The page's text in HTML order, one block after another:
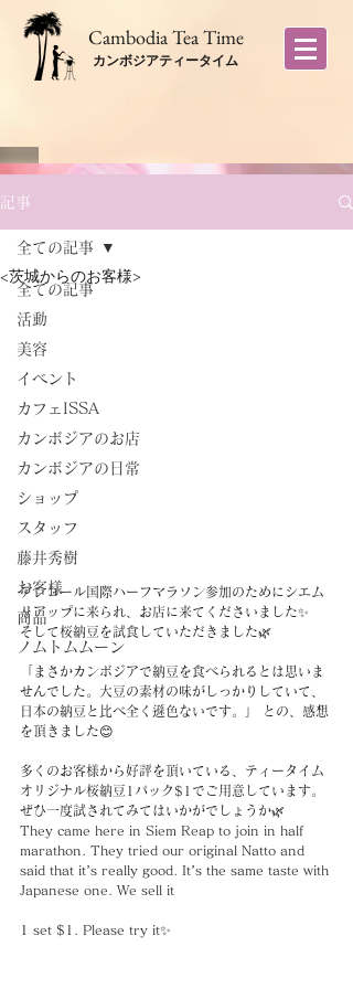
​Cambodia Tea Time
カンボジアティータイム
記事
全ての記事
活動
美容
イベント
カフェISSA
カンボジアのお店
カンボジアの日常
ショップ
スタッフ
藤井秀樹
お客様
商品
ノムトムムーン
全ての記事
<茨城からのお客様>
アンコール国際ハーフマラソン参加のためにシエム
リアップに来られ、お店に来てくださいました✨
そして桜納豆を試食していただきました🌿
「まさかカンボジアで納豆を食べられるとは思いま
せんでした。大豆の素材の味がしっかりしていて、
日本の納豆と比べ全く遜色ないです。」 との、感想
を頂きました😊
多くのお客様から好評を頂いている、ティータイム
オリジナル桜納豆1パック$1でご用意しています。
ぜひ一度試されてみてはいかがでしょうか🌿
They came here in Siem Reap to join in half
marathon. They tried our original Natto and
said that it’s really good. It’s the same taste with
Japanese one. We sell it
1 set $1. Please try it✨